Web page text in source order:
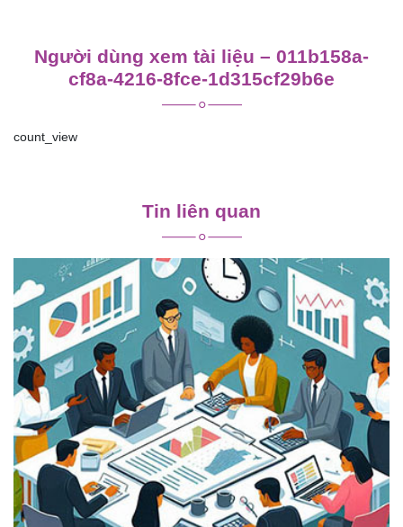
Người dùng xem tài liệu – 011b158a-
cf8a-4216-8fce-1d315cf29b6e
count_view
viết
Tin liên quan